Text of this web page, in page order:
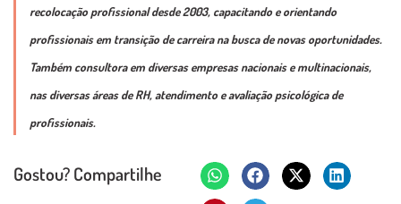
recolocação profissional desde 2003, capacitando e orientando
profissionais em transição de carreira na busca de novas oportunidades.
Também consultora em diversas empresas nacionais e multinacionais,
nas diversas áreas de RH, atendimento e avaliação psicológica de
profissionais.
Gostou? Compartilhe